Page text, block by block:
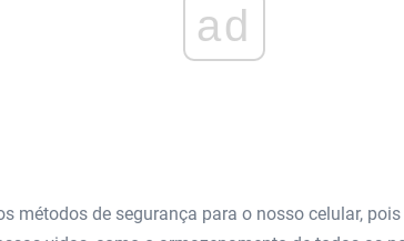
ad
métodos de segurança para o nosso celular,